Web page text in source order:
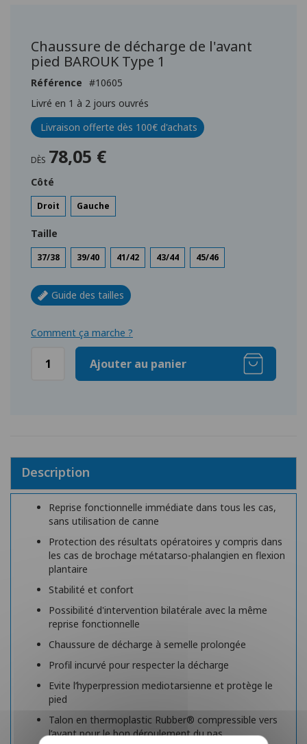
Galerie
Chaussure de décharge de l'avant
pied BAROUK Type 1
Référence
10605
Livré en 1 à 2 jours ouvrés
Livraison offerte dès 100€ d'achats
DÈS 78,05 €
Côté
Droit Gauche
Taille
37/38 39/40 41/42 43/44 45/46
Guide des tailles
Comment ça marche ?
Ajouter au panier
Description
Reprise fonctionnelle immédiate dans tous les cas,
sans utilisation de canne
Protection des résultats opératoires y compris dans
les cas de brochage métatarso-phalangien en flexion
plantaire
Stabilité et confort
Possibilité d'intervention bilatérale avec la même
reprise fonctionnelle
Chaussure de décharge à semelle prolongée
Profil incurvé pour respecter la décharge
Evite l’hyperpression mediotarsienne et protège le
pied
Talon en thermoplastic Rubber® compressible vers
l’avant pour le bon déroulement du pas